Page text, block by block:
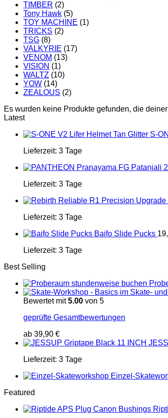
TIMBER (2)
Tony Hawk (5)
TOY MACHINE (1)
TRICKS (2)
TSG (8)
VALKYRIE (17)
VENOM (13)
VISION (1)
WALTZ (10)
YOW (14)
ZEALOUS (2)
Es wurden keine Produkte gefunden, die
Latest
S-
Lieferzeit: 3 Tage
Lieferzeit: 3 Tage
Lieferzeit: 3 Tage
Baifo Slide Pucks
Lieferzeit: 3 Tage
Best Selling
Bewertet mit5.00 von 5
geprüfte Gesamtbewertungen
ab 39,90 €
Lieferzeit: 3 Tage
Einzel-
Featured